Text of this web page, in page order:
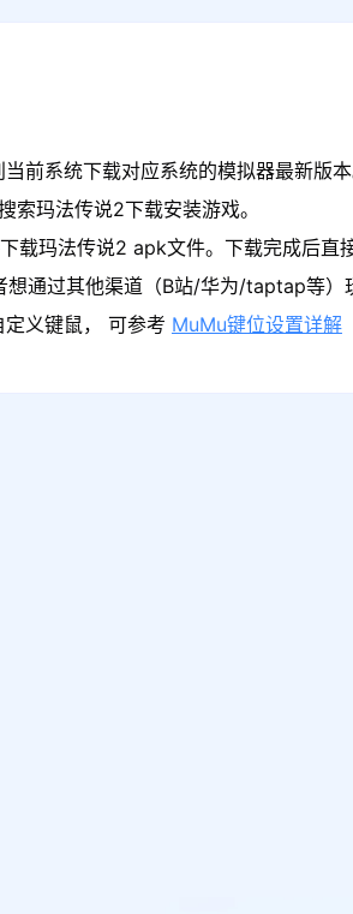
前系统下载对应系统的模拟器最新版
索玛法传说2下载安装游戏。
玛法传说2 apk文件。下载完成后直
通过其他渠道（B站/华为/taptap等）
义键鼠， 可参考 MuMu键位设置详解